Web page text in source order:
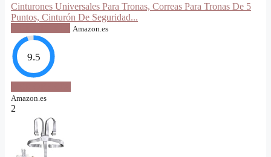
Cinturones Universales Para Tronas, Correas Para Tronas De 5
Puntos, Cinturón De Seguridad...
Amazon.es
9.5
Amazon.es
2